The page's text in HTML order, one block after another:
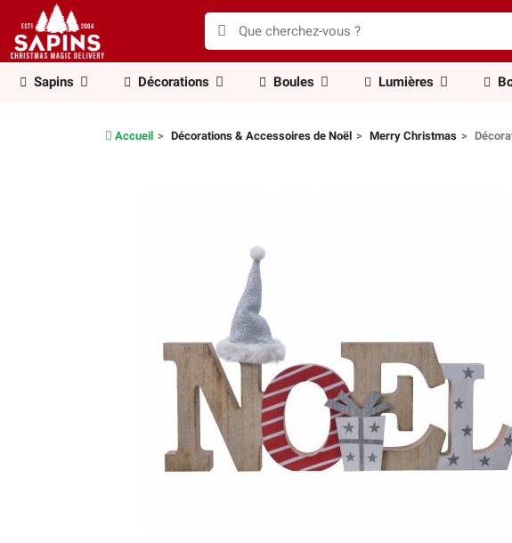
Sapins Décorations Boules Lumières
Accueil Décorations & Accessoires de Noël Merry Christmas